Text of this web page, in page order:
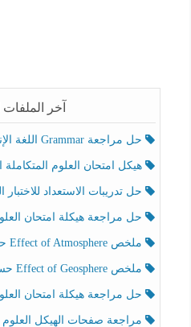
آخر
حل مراجعة Grammar اللغة الإنجليزية الصف الخامس الفصل الثالث
هيكل امتحان العلوم المتكاملة الصف
حل تدريبات الاستعداد للاختبار العلوم
حل مراجعة هيكلة امتحان العلوم
ملخص Effect of Atmosphere حسب الهيكل الوزاري العلوم المتكاملة الصف الخامس انسبير الفصل الثالث
ملخص Effect of Geosphere حسب الهيكل الوزاري العلوم المتكاملة الصف الخامس انسبير الفصل الثالث
حل مراجعة هيكلة امتحان العلوم
مراجعة صفحات الهيكل العلوم المتكاملة